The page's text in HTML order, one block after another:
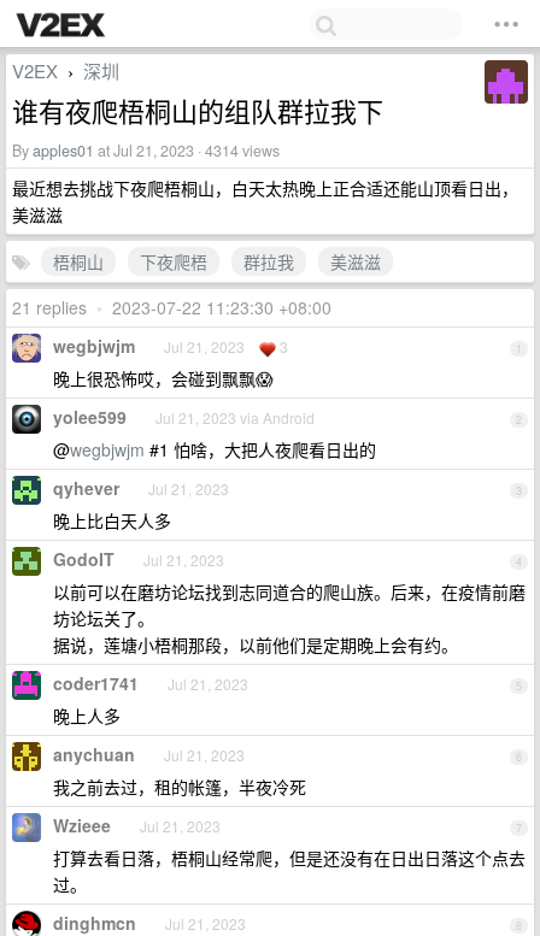
V2EX › 深圳
谁有夜爬梧桐山的组队群拉我下
Byapples01 at Jul 21, 2023 · 4314 views
最近想去挑战下夜爬梧桐山，白天太热晚上正合适还能山顶看日出，
美滋滋
梧桐山
下夜爬梧 群拉我
美滋滋
21 replies • 2023-07-22 11:23:30 +08:00
1
wegbjwjm Jul 21, 2023 3
晚上很恐怖哎，会碰到飘飘😱
2
yolee599 Jul 21, 2023 via Android
@wegbjwjm #1 怕啥，大把人夜爬看日出的
3
qyhever Jul 21, 2023
晚上比白天人多
4
GodoIT Jul 21, 2023
以前可以在磨坊论坛找到志同道合的爬山族。后来，在疫情前磨
坊论坛关了。
据说，莲塘小梧桐那段，以前他们是定期晚上会有约。
5
coder1741 Jul 21, 2023
晚上人多
6
anychuan Jul 21, 2023
我之前去过，租的帐篷，半夜冷死
7
Wzieee Jul 21, 2023
打算去看日落，梧桐山经常爬，但是还没有在日出日落这个点去
过。
8
dinghmcn Jul 21, 2023